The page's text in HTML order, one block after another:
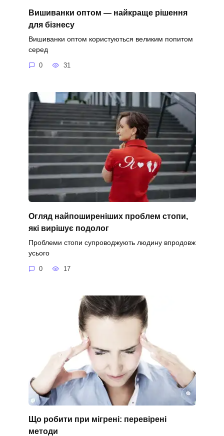
Вишиванки оптом — найкраще рішення
для бізнесу
Вишиванки оптом користуються великим попитом
серед
0 31
Огляд найпоширеніших проблем стопи,
які вирішує подолог
Проблеми стопи супроводжують людину впродовж
усього
0 17
Що робити при мігрені: перевірені
методи